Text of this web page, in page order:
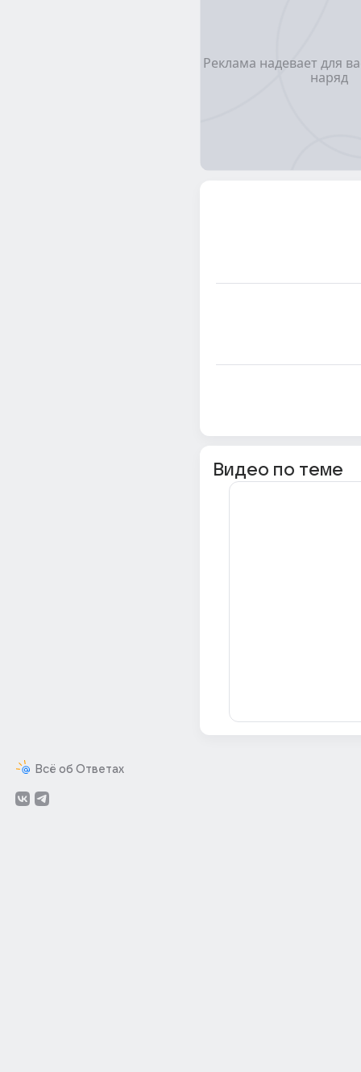
Всё об Ответах
Видео по теме